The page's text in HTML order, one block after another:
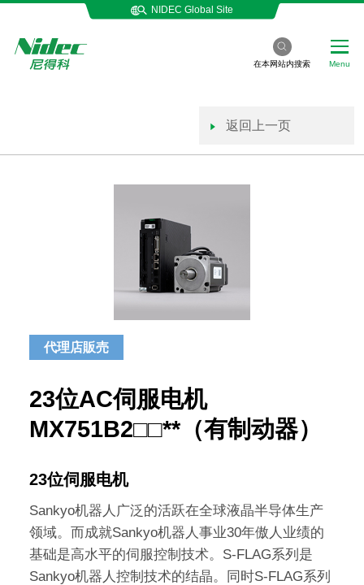
NIDEC Global Site
在本网站内搜索 Menu
返回上一页
代理店販売
23位AC伺服电机
MX751B2□□**（有制动器）
23位伺服电机
Sankyo机器人广泛的活跃在全球液晶半导体生产
领域。而成就Sankyo机器人事业30年傲人业绩的
基础是高水平的伺服控制技术。S-FLAG系列是
Sankyo机器人控制技术的结晶。同时S-FLAG系列